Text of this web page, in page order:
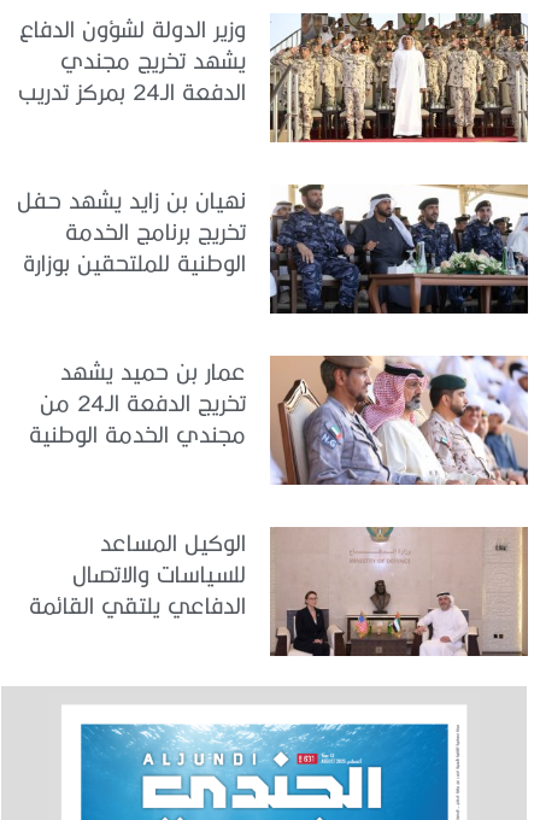
وزير الدولة لشؤون الدفاع
يشهد تخريج مجندي
الدفعة الـ24 بمركز تدريب
نهيان بن زايد يشهد حفل
تخريج برنامج الخدمة
الوطنية للملتحقين بوزارة
عمار بن حميد يشهد
تخريج الدفعة الـ24 من
مجندي الخدمة الوطنية
الوكيل المساعد
للسياسات والاتصال
الدفاعي يلتقي القائمة